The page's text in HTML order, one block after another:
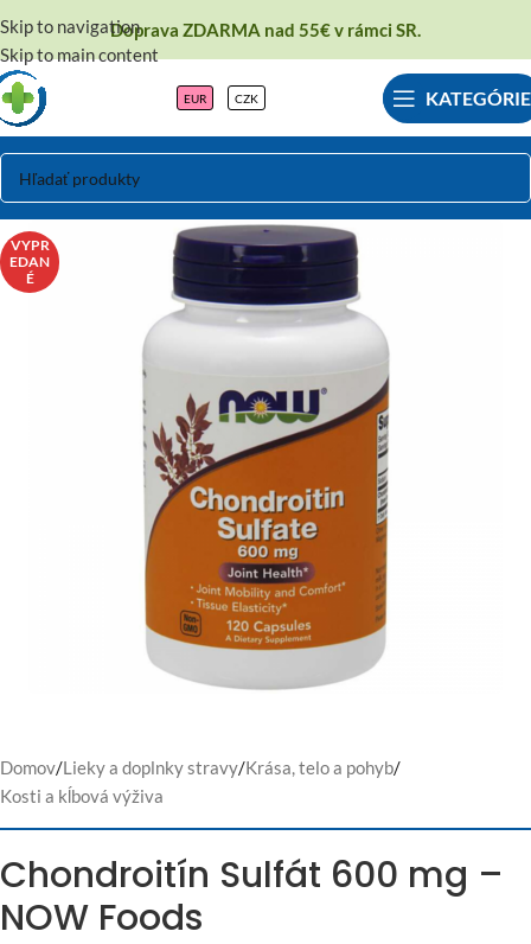
Skip to navigation
Skip to main content
Doprava ZDARMA nad 55€ v rámci SR.
EUR CZK KATEGÓRIE
VYPR
EDAN
É
Domov/Lieky a doplnky stravy/Krása, telo a pohyb/
Kosti a kĺbová výživa
Chondroitín Sulfát 600 mg –
NOW Foods